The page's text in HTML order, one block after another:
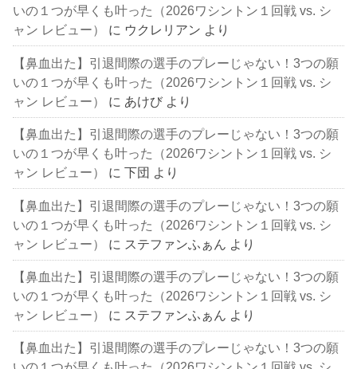
いの１つが早くも叶った（2026ワシントン１回戦 vs. シ
ャン レビュー）
に ウクレリアン より
【鼻血出た】引退間際の選手のプレーじゃない！3つの願
いの１つが早くも叶った（2026ワシントン１回戦 vs. シ
ャン レビュー）
に あけび より
【鼻血出た】引退間際の選手のプレーじゃない！3つの願
いの１つが早くも叶った（2026ワシントン１回戦 vs. シ
ャン レビュー）
に下団 より
【鼻血出た】引退間際の選手のプレーじゃない！3つの願
いの１つが早くも叶った（2026ワシントン１回戦 vs. シ
ャン レビュー）
に ステファンふぁん より
【鼻血出た】引退間際の選手のプレーじゃない！3つの願
いの１つが早くも叶った（2026ワシントン１回戦 vs. シ
ャン レビュー）
に ステファンふぁん より
【鼻血出た】引退間際の選手のプレーじゃない！3つの願